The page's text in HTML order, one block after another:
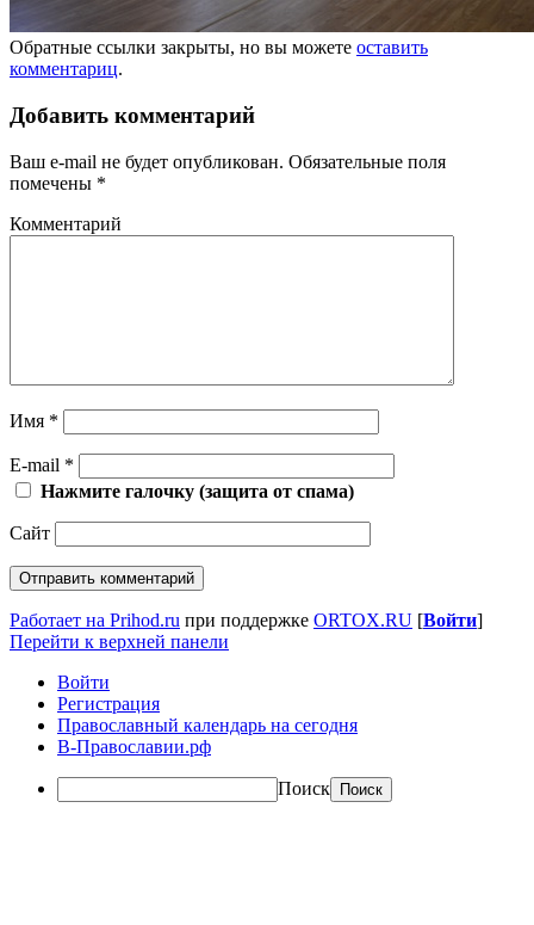
Обратные ссылки закрыты, но вы можете оставить
комментариц.
Добавить комментарий
Ваш e-mail не будет опубликован. Обязательные поля
помечены *
Комментарий
Имя *
E-mail *
Нажмите галочку (защита от спама)
Сайт
Работает на Prihod.ru при поддержке ORTOX.RU [Войти]
Перейти к верхней панели
Войти
Регистрация
Православный календарь на сегодня
В-Православии.рф
Поиск